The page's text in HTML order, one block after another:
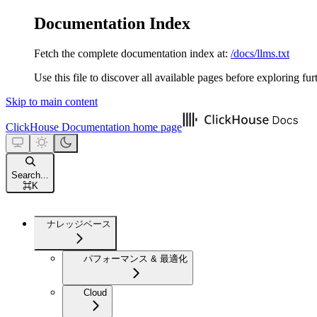
Documentation Index
Fetch the complete documentation index at: /docs/llms.txt
Use this file to discover all available pages before exploring
Skip to main content
ClickHouse Documentation home page
Search...
⌘K
ナレッジベース
パフォーマンス & 最適化
Cloud